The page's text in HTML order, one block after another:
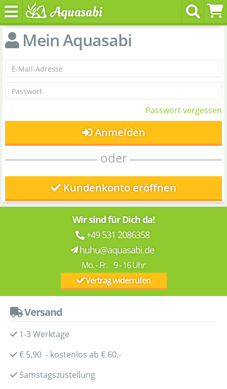
Mein Aquasabi
Passwort vergessen
Anmelden
oder
Kundenkonto eröffnen
Wir sind für Dich da!
+49 531 2086358
huhu@aquasabi.de
Mo. - Fr. 9 - 16 Uhr
Vertrag widerrufen
Versand
1-3 Werktage
€ 5,90 - kostenlos ab € 60,-
Samstagszustellung